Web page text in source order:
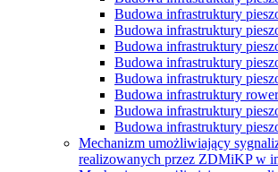
Budowa infrastruktury
Budowa infrastruktury
Budowa infrastruktury
Budowa infrastruktury
Budowa infrastruktury
Budowa infrastruktury
Budowa infrastruktury
Budowa infrastruktury
Mechanizm umożliwiający
realizowanych przez ZDMiKP w